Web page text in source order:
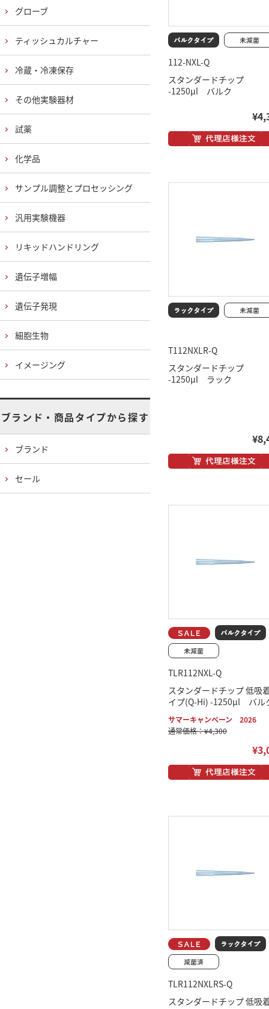
112-NXL-Q
スタンダードチップ
-1250μl バルク
T112NXLR-Q
スタンダードチップ
-1250μl ラック
TLR112NXL-Q
スタンダードチップ 低吸
イプ(Q-Hi) -1250μl バル
サマーキャンペーン 2026
通常価格：¥4,300
TLR112NXLRS-Q
スタンダードチップ 低吸
グローブ
ティッシュカルチャー
冷蔵・冷凍保存
その他実験器材
試薬
化学品
サンプル調整とプロセッシング
汎用実験機器
リキッドハンドリング
遺伝子増幅
遺伝子発現
細胞生物
イメージング
ブランド・商品タイプから探す
ブランド
セール